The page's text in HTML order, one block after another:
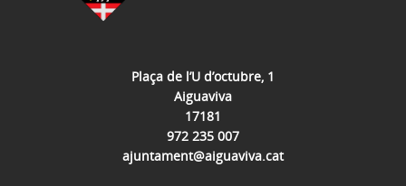
Plaça de l’U d’octubre, 1
Aiguaviva
17181
972 235 007
ajuntament@aiguaviva.cat